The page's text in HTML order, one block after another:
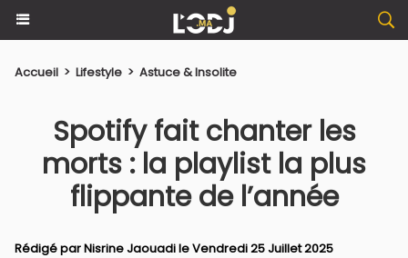
Accueil > Lifestyle > Astuce & Insolite
Spotify fait chanter les
morts : la playlist la plus
flippante de l’année
Rédigé parNisrine Jaouadile Vendredi 25 Juillet 2025